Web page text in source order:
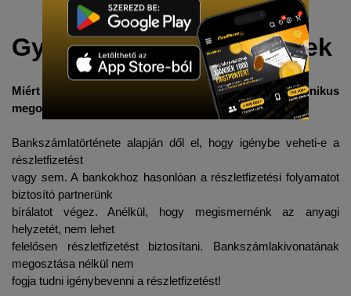
Gyakran ismételt kérdések
Miért van szükség a bankszámlakivonatom elektronikus
megosztására?
Bankszámlatörténete alapján dől el, hogy igénybe veheti-e a
részletfizetést
vagy sem. A bankokhoz hasonlóan a részletfizetési folyamatot
biztosító partnerünk
bírálatot végez. Anélkül, hogy megismernénk az anyagi
helyzetét, nem lehet
felelősen részletfizetést biztosítani. Bankszámlakivonatának
megosztása nélkül nem
fogja tudni igénybevenni a részletfizetést!